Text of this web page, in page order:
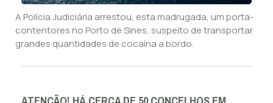
A Polícia Judiciária arrestou, esta madrugada, um porta-
contentores no Porto de Sines, suspeito de transportar
grandes quantidades de cocaína a bordo.